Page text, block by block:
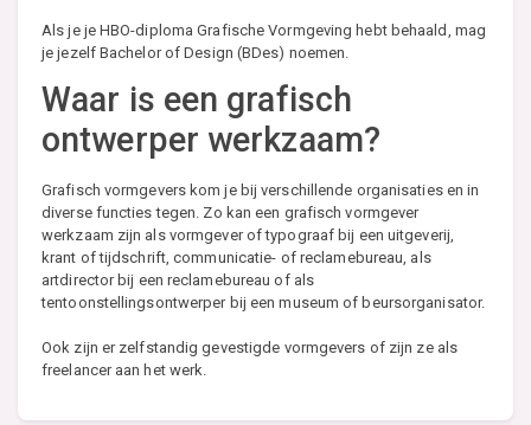
Als je je HBO-diploma Grafische Vormgeving hebt behaald, mag
je jezelf Bachelor of Design (BDes) noemen.
Waar is een grafisch
ontwerper werkzaam?
Grafisch vormgevers kom je bij verschillende organisaties en in
diverse functies tegen. Zo kan een grafisch vormgever
werkzaam zijn als vormgever of typograaf bij een uitgeverij,
krant of tijdschrift, communicatie- of reclamebureau, als
artdirector bij een reclamebureau of als
tentoonstellingsontwerper bij een museum of beursorganisator.
Ook zijn er zelfstandig gevestigde vormgevers of zijn ze als
freelancer aan het werk.